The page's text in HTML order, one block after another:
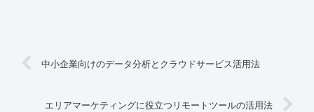
中小企業向けのデータ分析とクラウドサービス活用法
エリアマーケティングに役立つリモートツールの活用法